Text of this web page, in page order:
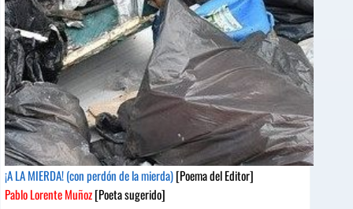
¡A LA MIERDA! (con perdón de la mierda)[Poema del Editor]
Pablo Lorente Muñoz[Poeta sugerido]